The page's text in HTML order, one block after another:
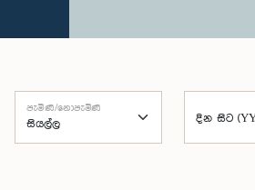
පැමිණි/නොපැමිණි
දින සිට